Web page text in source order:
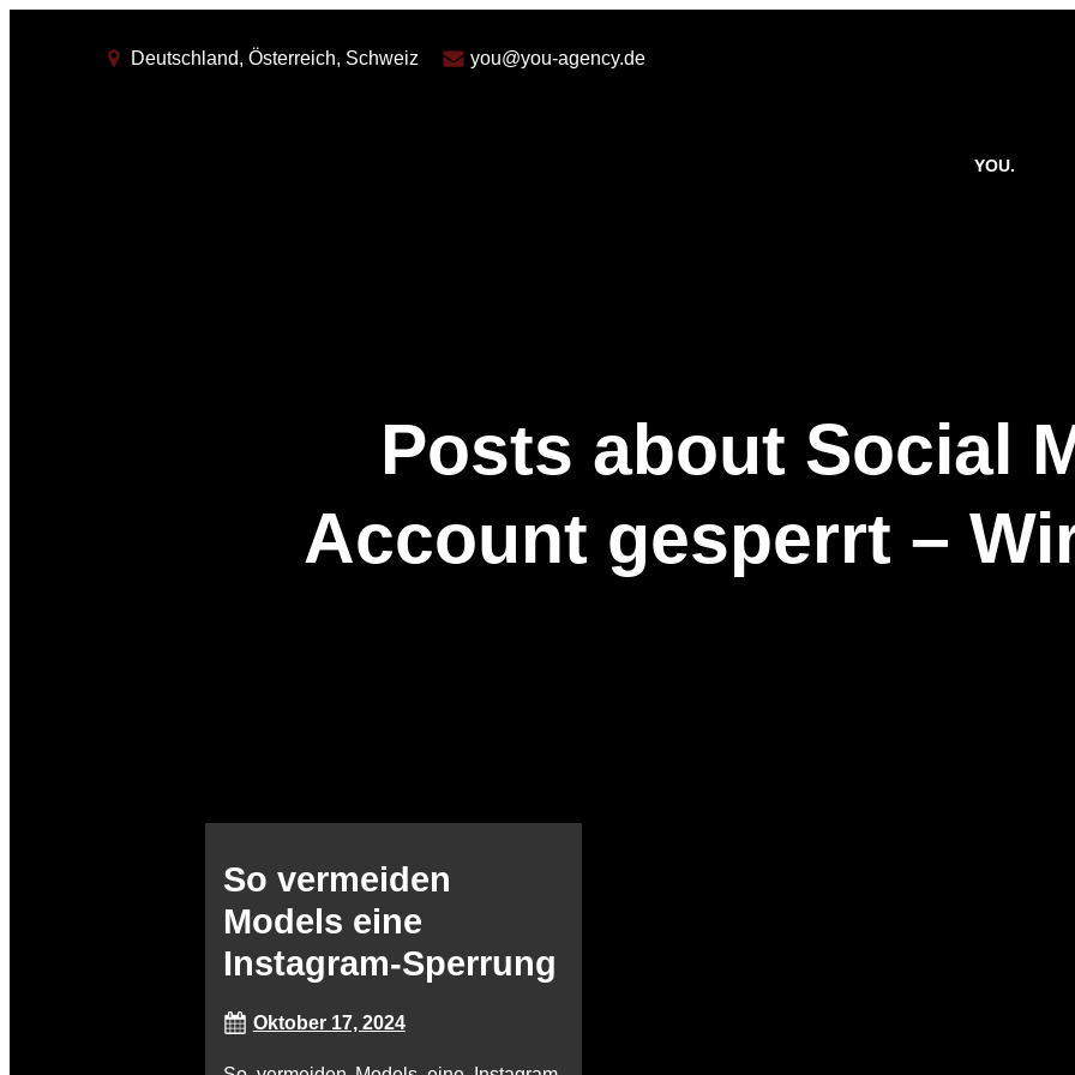
Deutschland, Österreich, Schweiz you@you-agency.de
YOU.
Posts about Social
Account gesperrt –
So vermeiden
Models eine
Instagram-Sperrung
Oktober 17, 2024